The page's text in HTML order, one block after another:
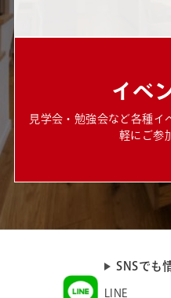
イベ
見学会・勉強会など各種イ
軽にご参
SNSでも
LINE